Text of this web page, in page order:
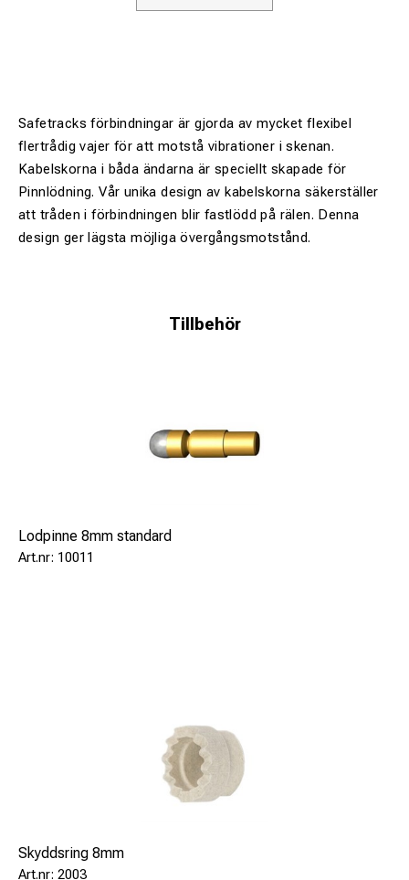
Safetracks förbindningar är gjorda av mycket flexibel
flertrådig vajer för att motstå vibrationer i skenan.
Kabelskorna i båda ändarna är speciellt skapade för
Pinnlödning. Vår unika design av kabelskorna säkerställer
att tråden i förbindningen blir fastlödd på rälen. Denna
design ger lägsta möjliga övergångsmotstånd.
Tillbehör
Lodpinne 8mm standard
10011
Skyddsring 8mm
2003